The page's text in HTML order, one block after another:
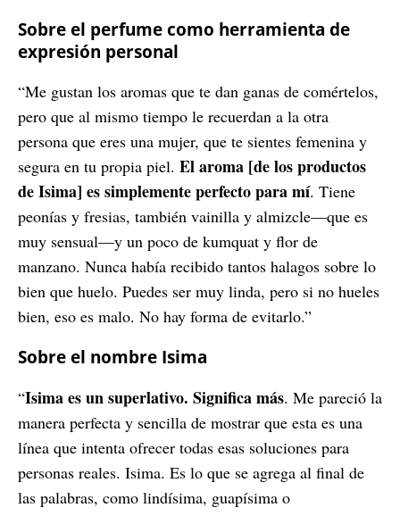
Sobre el perfume como herramienta de
expresión personal
“Me gustan los aromas que te dan ganas de comértelos,
pero que al mismo tiempo le recuerdan a la otra
persona que eres una mujer, que te sientes femenina y
segura en tu propia piel. El aroma [de los productos
de Isima] es simplemente perfecto para mí. Tiene
peonías y fresias, también vainilla y almizcle—que es
muy sensual—y un poco de kumquat y flor de
manzano. Nunca había recibido tantos halagos sobre lo
bien que huelo. Puedes ser muy linda, pero si no hueles
bien, eso es malo. No hay forma de evitarlo.”
Sobre el nombre Isima
“Isima es un superlativo. Significa más. Me pareció la
manera perfecta y sencilla de mostrar que esta es una
línea que intenta ofrecer todas esas soluciones para
personas reales. Isima. Es lo que se agrega al final de
las palabras, como lindísima, guapísima o